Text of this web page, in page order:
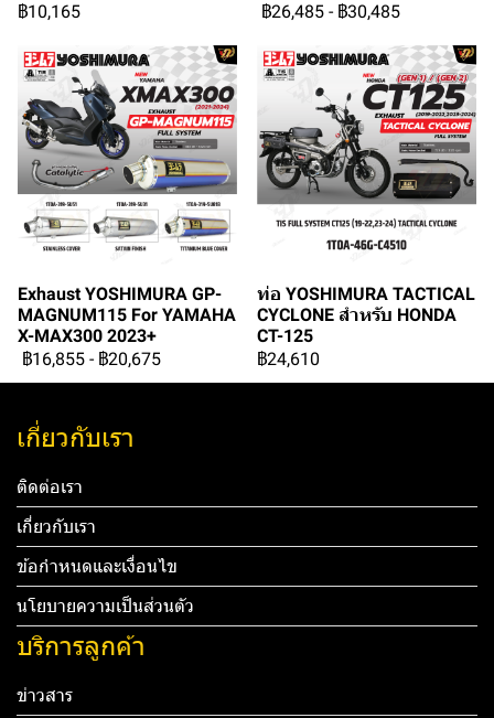
฿10,165
฿26,485 - ฿30,485
Exhaust YOSHIMURA GP-
MAGNUM115 For YAMAHA
X-MAX300 2023+
฿16,855 - ฿20,675
ท่อ YOSHIMURA TACTICAL
CYCLONE สำหรับ HONDA
CT-125
฿24,610
เกี่ยวกับเรา
ติดต่อเรา
เกี่ยวกับเรา
ข้อกำหนดและเงื่อนไข
นโยบายความเป็นส่วนตัว
บริการลูกค้า
ข่าวสาร